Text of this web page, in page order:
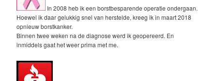
In 2008 heb ik een borstbesparende operatie ondergaan.
Hoewel ik daar gelukkig snel van herstelde, kreeg ik in maart 2018
opnieuw borstkanker.
Binnen twee weken na de diagnose werd ik geopereerd. En
inmiddels gaat het weer prima met me.